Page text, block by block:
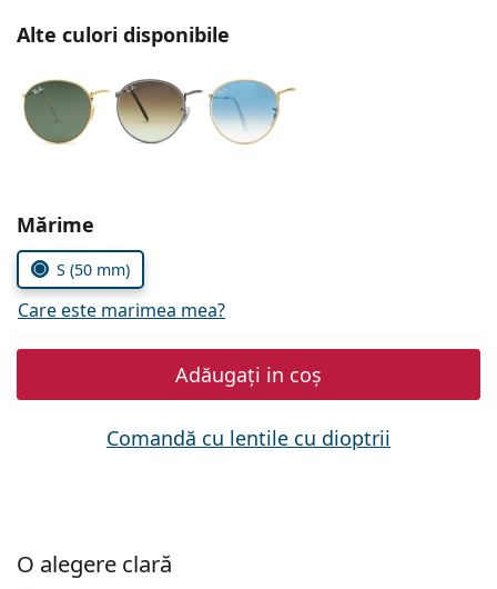
Toate mărcile
Alte culori disponibile
Alegeți parametrii
Mărime
S (50 mm)
Care este marimea mea?
Adăugați in coș
Comandă cu lentile cu dioptrii
O alegere clară